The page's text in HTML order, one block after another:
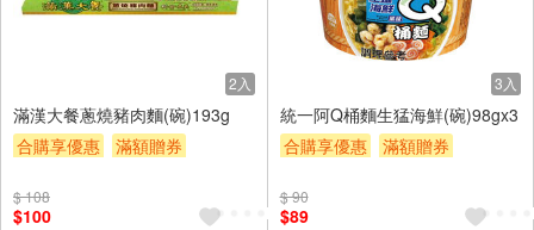
2入
滿漢大餐蔥燒豬肉麵(碗)193g
合購享優惠
滿額贈券
$ 108
$100
3入
統一阿Q桶麵生猛海鮮(碗)98gx3
合購享優惠
滿額贈券
$ 90
$89